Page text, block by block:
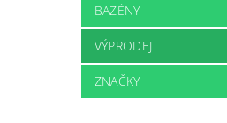
BAZÉNY
VÝPRODEJ
ZNAČKY